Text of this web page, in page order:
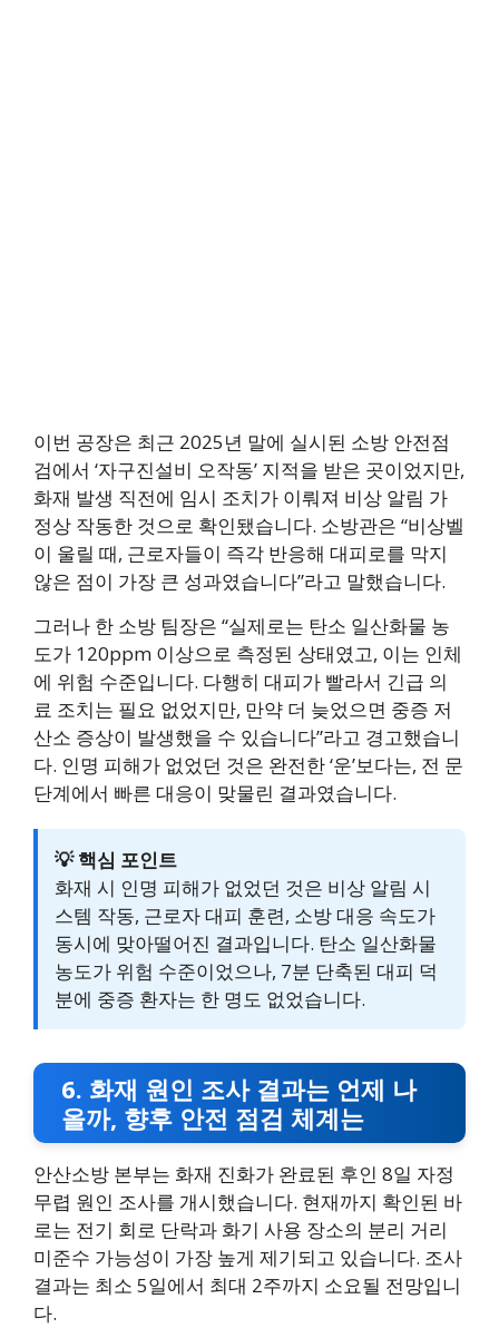
이번 공장은 최근 2025년 말에 실시된 소방 안전점
검에서 ‘자구진설비 오작동’ 지적을 받은 곳이었지만,
화재 발생 직전에 임시 조치가 이뤄져 비상 알림 가
정상 작동한 것으로 확인됐습니다. 소방관은 “비상벨
이 울릴 때, 근로자들이 즉각 반응해 대피로를 막지
않은 점이 가장 큰 성과였습니다”라고 말했습니다.
그러나 한 소방 팀장은 “실제로는 탄소 일산화물 농
도가 120ppm 이상으로 측정된 상태였고, 이는 인체
에 위험 수준입니다. 다행히 대피가 빨라서 긴급 의
료 조치는 필요 없었지만, 만약 더 늦었으면 중증 저
산소 증상이 발생했을 수 있습니다”라고 경고했습니
다. 인명 피해가 없었던 것은 완전한 ‘운’보다는, 전 문
단계에서 빠른 대응이 맞물린 결과였습니다.
💡 핵심 포인트
화재 시 인명 피해가 없었던 것은 비상 알림 시
스템 작동, 근로자 대피 훈련, 소방 대응 속도가
동시에 맞아떨어진 결과입니다. 탄소 일산화물
농도가 위험 수준이었으나, 7분 단축된 대피 덕
분에 중증 환자는 한 명도 없었습니다.
6. 화재 원인 조사 결과는 언제 나
올까, 향후 안전 점검 체계는
안산소방 본부는 화재 진화가 완료된 후인 8일 자정
무렵 원인 조사를 개시했습니다. 현재까지 확인된 바
로는 전기 회로 단락과 화기 사용 장소의 분리 거리
미준수 가능성이 가장 높게 제기되고 있습니다. 조사
결과는 최소 5일에서 최대 2주까지 소요될 전망입니
다.